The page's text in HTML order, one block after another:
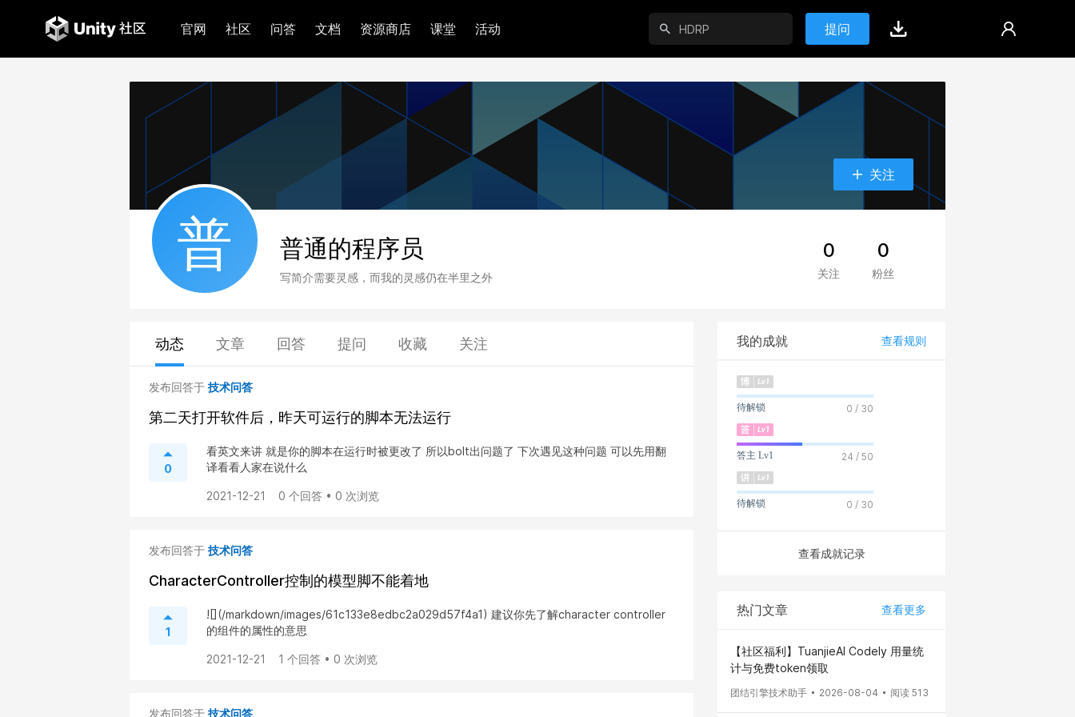
官网 社区 问答 文档 资源商店 课堂 活动 提问
关注
普 普通的程序员
写简介需要灵感，而我的灵感仍在半里之外
0
关注
0
粉丝
动态 文章 回答 提问 收藏 关注
发布回答于 技术问答
第二天打开软件后，昨天可运行的脚本无法运行
0
看英文来讲 就是你的脚本在运行时被更改了 所以bolt出问题了 下次遇见这种问题 可以先用翻
译看看人家在说什么
2021-12-21 0 个回答 • 0 次浏览
发布回答于 技术问答
CharacterController控制的模型脚不能着地
1
​ ![](/markdown/images/61c133e8edbc2a029d57f4a1) 建议你先了解character controller
的组件的属性的意思
2021-12-21 1 个回答 • 0 次浏览
发布回答于 技术问答
我的成就 查看规则
待解锁 0 / 30
答主 Lv1 24 / 50
待解锁 0 / 30
查看成就记录
热门文章 查看更多
【社区福利】TuanjieAI Codely 用量统
计与免费token领取
团结引擎技术助手 2026-08-04 阅读 513